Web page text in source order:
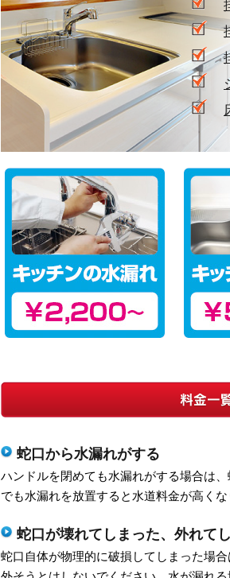
蛇口から水漏れがする
ハンドルを閉めても水漏れがする場合は
でも水漏れを放置すると水道料金が高く
蛇口が壊れてしまった、外れて
蛇口自体が物理的に破損してしまった場